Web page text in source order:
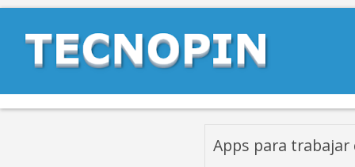
Apps para trabajar